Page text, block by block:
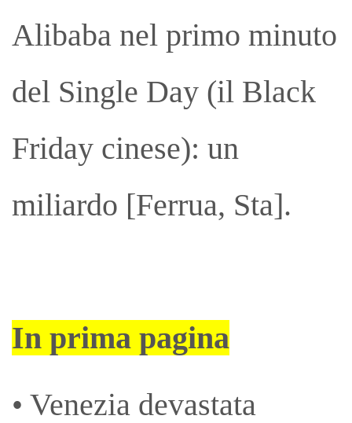
Alibaba nel primo minuto
del Single Day (il Black
Friday cinese): un
miliardo [Ferrua, Sta].
In prima pagina
• Venezia devastata